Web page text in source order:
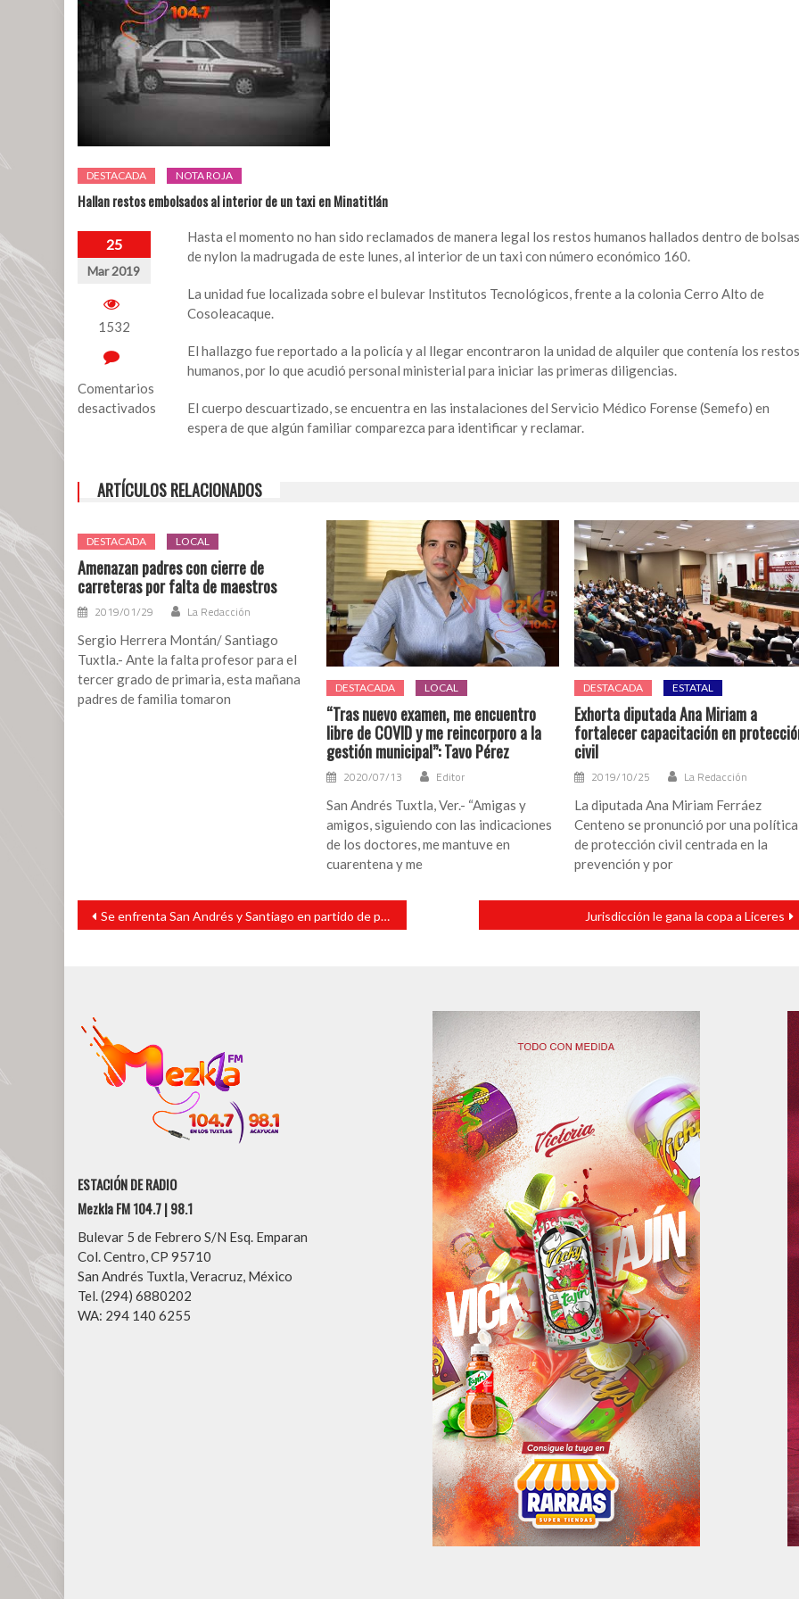
DESTACADA NOTA ROJA
Hallan restos embolsados al interior de un taxi en Minatitlán
25
Mar 2019
1532
Comentarios
desactivados
embolsados
interior
de
un
taxi
en
Minatitlán
Hasta el momento no han sido reclamados de manera legal los restos humanos hallados dentro de bolsas
de nylon la madrugada de este lunes, al interior de un taxi con número económico 160.
La unidad fue localizada sobre el bulevar Institutos Tecnológicos, frente a la colonia Cerro Alto de
Cosoleacaque.
El hallazgo fue reportado a la policía y al llegar encontraron la unidad de alquiler que contenía los restos
humanos, por lo que acudió personal ministerial para iniciar las primeras diligencias.
El cuerpo descuartizado, se encuentra en las instalaciones del Servicio Médico Forense (Semefo) en
espera de que algún familiar comparezca para identificar y reclamar.
ARTÍCULOS RELACIONADOS
DESTACADA LOCAL
Amenazan padres con cierre de
carreteras por falta de maestros
2019/01/29 La Redacción
Sergio Herrera Montán/ Santiago
Tuxtla.- Ante la falta profesor para el
tercer grado de primaria, esta mañana
padres de familia tomaron
DESTACADA LOCAL
“Tras nuevo examen, me encuentro
libre de COVID y me reincorporo a la
gestión municipal”: Tavo Pérez
2020/07/13 Editor
San Andrés Tuxtla, Ver.- “Amigas y
amigos, siguiendo con las indicaciones
de los doctores, me mantuve en
cuarentena y me
DESTACADA ESTATAL
Exhorta diputada Ana Miriam a
fortalecer capacitación en
civil
2019/10/25 La Redacción
La diputada Ana Miriam Ferráez
Centeno se pronunció por una política
de protección civil centrada en la
prevención y por
Navegación
entradas
Se enfrenta San Andrés y Santiago en partido de preparación Jurisdicción le gana la copa a Liceres
ESTACIÓN DE RADIO
Mezkla FM 104.7 | 98.1
Bulevar 5 de Febrero S/N Esq. Emparan
Col. Centro, CP 95710
San Andrés Tuxtla, Veracruz, México
Tel. (294) 6880202
WA: 294 140 6255